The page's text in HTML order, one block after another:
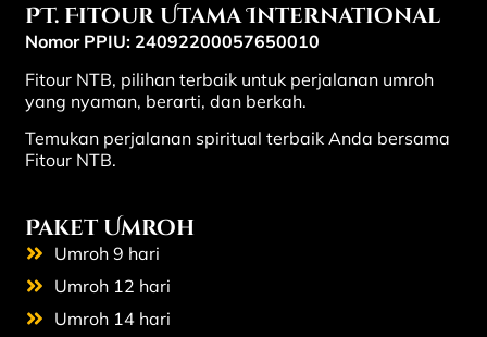
PT. Fitour Utama International
Nomor PPIU: 24092200057650010
Fitour NTB, pilihan terbaik untuk perjalanan umroh
yang nyaman, berarti, dan berkah.
Temukan perjalanan spiritual terbaik Anda bersama
Fitour NTB.
Paket Umroh
Umroh 9 hari
Umroh 12 hari
Umroh 14 hari